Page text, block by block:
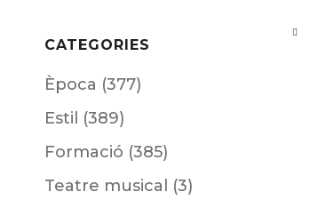
CATEGORIES
Època (377)
Estil (389)
Formació (385)
Teatre musical (3)